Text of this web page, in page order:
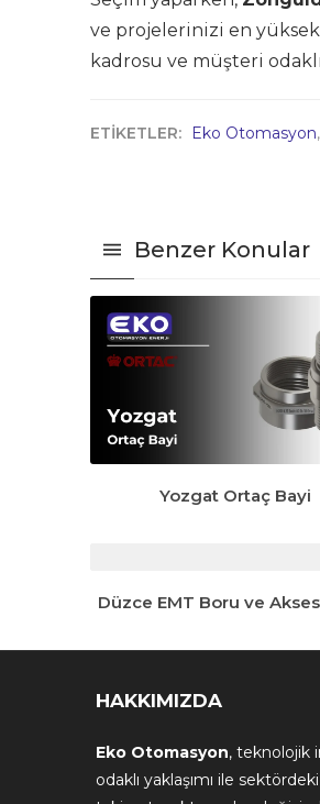
ve projelerinizi en
kadrosu ve müşteri
ETİKETLER: Eko Otomasyon,
Benzer Konular
Yozgat Ortaç Bayi
Düzce EMT Boru ve
HAKKIMIZDA
Eko Otomasyon, teknolojik
odaklı yaklaşımı ile